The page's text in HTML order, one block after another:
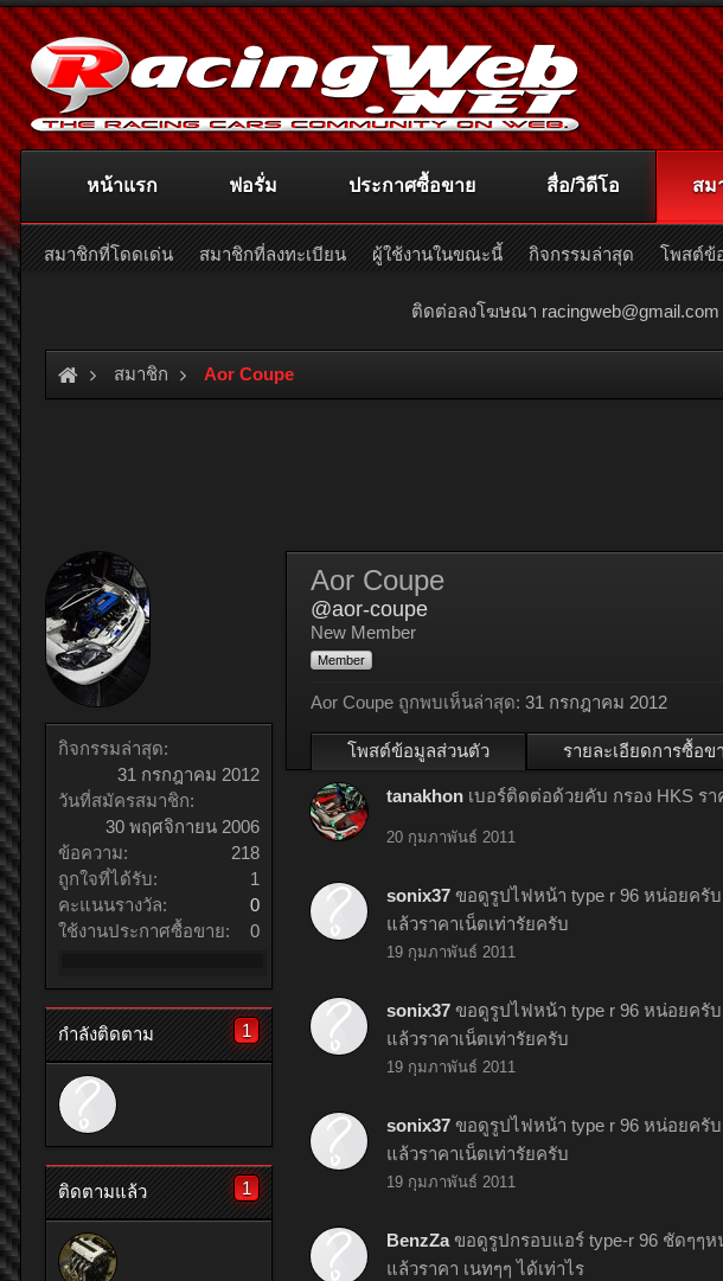
ติดต่อลงโฆษณา racingweb@gmail.com
สมาชิก Aor Coupe
กิจกรรมล่าสุด:
31 กรกฎาคม 2012
วันที่สมัครสมาชิก:
30 พฤศจิกายน 2006
ข้อความ:
218
ถูกใจที่ได้รับ:
1
คะแนนรางวัล:
0
ใช้งานประกาศซื้อขาย:
0
กำลังติดตาม 1
ติดตามแล้ว 1
Aor Coupe
@aor-coupe
New Member
Member
Aor Coupe ถูกพบเห็นล่าสุด: 31 กรกฎาคม 2012
โพสต์ข้อมูลส่วนตัว รายละเอียดการซื้อข
tanakhon เบอร์ติดต่อด้วยคับ กรอง HKS ร
20 กุมภาพันธ์ 2011
sonix37 ขอดูรูปไฟหน้า type r 96 หน่อยครับ
แล้วราคาเน็ตเท่ารัยครับ
19 กุมภาพันธ์ 2011
sonix37 ขอดูรูปไฟหน้า type r 96 หน่อยครับ
แล้วราคาเน็ตเท่ารัยครับ
19 กุมภาพันธ์ 2011
sonix37 ขอดูรูปไฟหน้า type r 96 หน่อยครับ
แล้วราคาเน็ตเท่ารัยครับ
19 กุมภาพันธ์ 2011
BenzZa ขอดูรูปกรอบแอร์ type-r 96 ชัดๆๆ
แล้วราคา เนทๆๆ ได้เท่าไร
หน้าแรก ฟอรั่ม ประกาศซื้อขาย สื่อ/วิดีโอ สม
สมาชิกที่โดดเด่น สมาชิกที่ลงทะเบียน ผู้ใช้งานในขณะนี้ กิจกรรมล่าสุด โพสต์ข้